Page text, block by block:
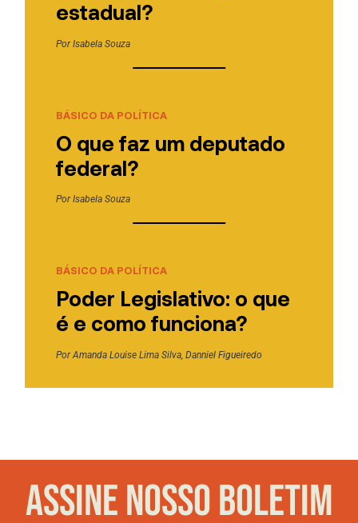
estadual?
PorIsabela Souza
BÁSICO DA POLÍTICA
O que faz um deputado
federal?
PorIsabela Souza
BÁSICO DA POLÍTICA
Poder Legislativo: o que
é e como funciona?
PorAmanda Louise Lima Silva, Danniel Figueiredo
ASSINE NOSSO BOLETIM